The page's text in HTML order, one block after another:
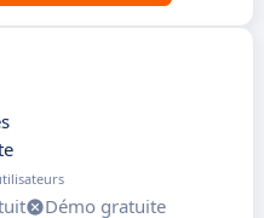
Démo gratuite